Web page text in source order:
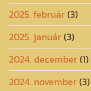
2025. február(3)
2025. január(3)
2024. december(1)
2024. november(3)